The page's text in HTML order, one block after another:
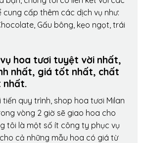
cung cấp thêm các dịch vụ như:
Gấu bông, kẹo ngọt, trái
hoa tươi tuyệt vời nhất,
nhất, giá tốt nhất, chất
nhất.
quy trình, shop hoa tươi Milan
vòng 2 giờ sẽ giao hoa cho
tôi là một số ít công ty phục vụ
cả những mẫu hoa có giá từ